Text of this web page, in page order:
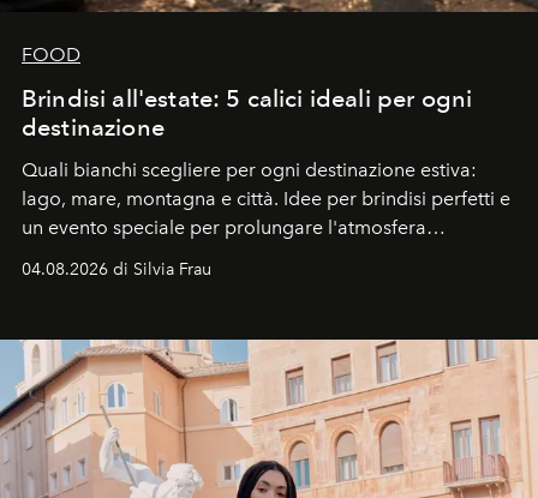
FOOD
Brindisi all'estate: 5 calici ideali per ogni
destinazione
Quali bianchi scegliere per ogni destinazione estiva:
lago, mare, montagna e città. Idee per brindisi perfetti e
un evento speciale per prolungare l'atmosfera
04.08.2026 di Silvia Frau